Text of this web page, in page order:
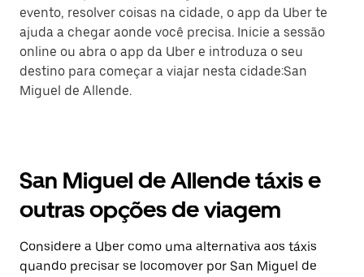
evento, resolver coisas na cidade, o app da Uber te
ajuda a chegar aonde você precisa. Inicie a sessão
online ou abra o app da Uber e introduza o seu
destino para começar a viajar nesta cidade:San
Miguel de Allende.
San Miguel de Allende táxis e
outras opções de viagem
Considere a Uber como uma alternativa aos táxis
quando precisar se locomover por San Miguel de